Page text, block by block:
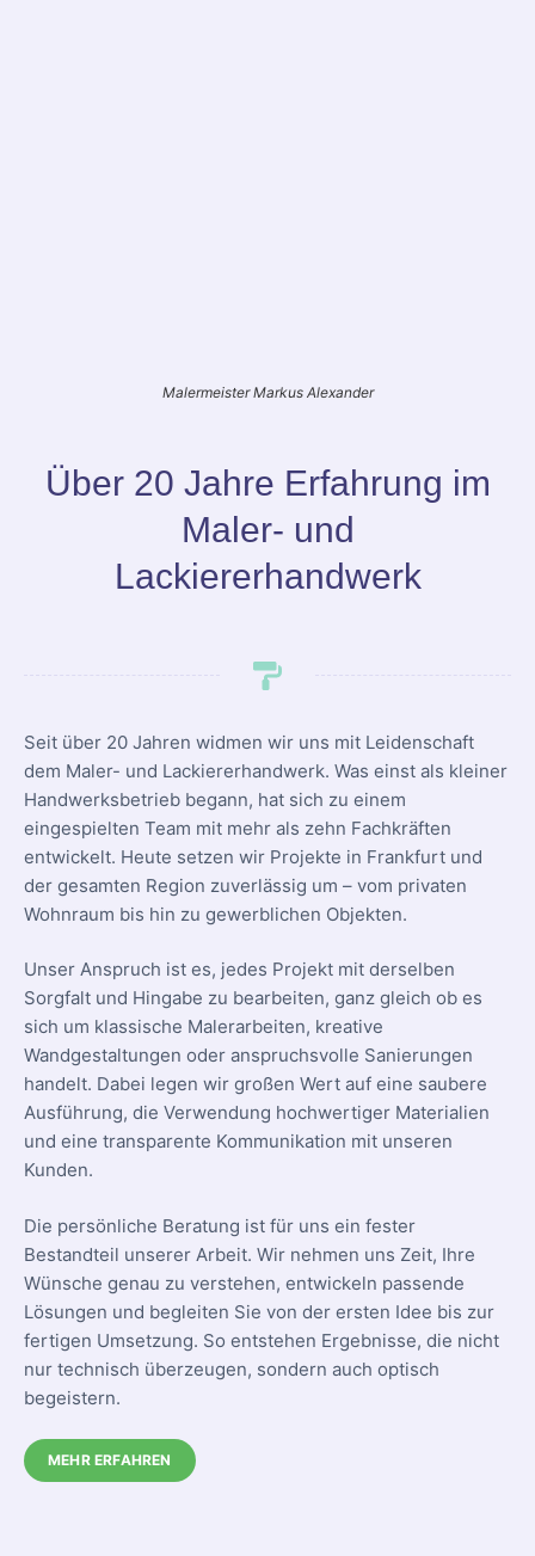
Malermeister Markus Alexander
Über 20 Jahre Erfahrung im
Maler- und
Lackiererhandwerk
Seit über 20 Jahren widmen wir uns mit Leidenschaft
dem Maler- und Lackiererhandwerk. Was einst als kleiner
Handwerksbetrieb begann, hat sich zu einem
eingespielten Team mit mehr als zehn Fachkräften
entwickelt. Heute setzen wir Projekte in Frankfurt und
der gesamten Region zuverlässig um – vom privaten
Wohnraum bis hin zu gewerblichen Objekten.
Unser Anspruch ist es, jedes Projekt mit derselben
Sorgfalt und Hingabe zu bearbeiten, ganz gleich ob es
sich um klassische Malerarbeiten, kreative
Wandgestaltungen oder anspruchsvolle Sanierungen
handelt. Dabei legen wir großen Wert auf eine saubere
Ausführung, die Verwendung hochwertiger Materialien
und eine transparente Kommunikation mit unseren
Kunden.
Die persönliche Beratung ist für uns ein fester
Bestandteil unserer Arbeit. Wir nehmen uns Zeit, Ihre
Wünsche genau zu verstehen, entwickeln passende
Lösungen und begleiten Sie von der ersten Idee bis zur
fertigen Umsetzung. So entstehen Ergebnisse, die nicht
nur technisch überzeugen, sondern auch optisch
begeistern.
MEHR ERFAHREN